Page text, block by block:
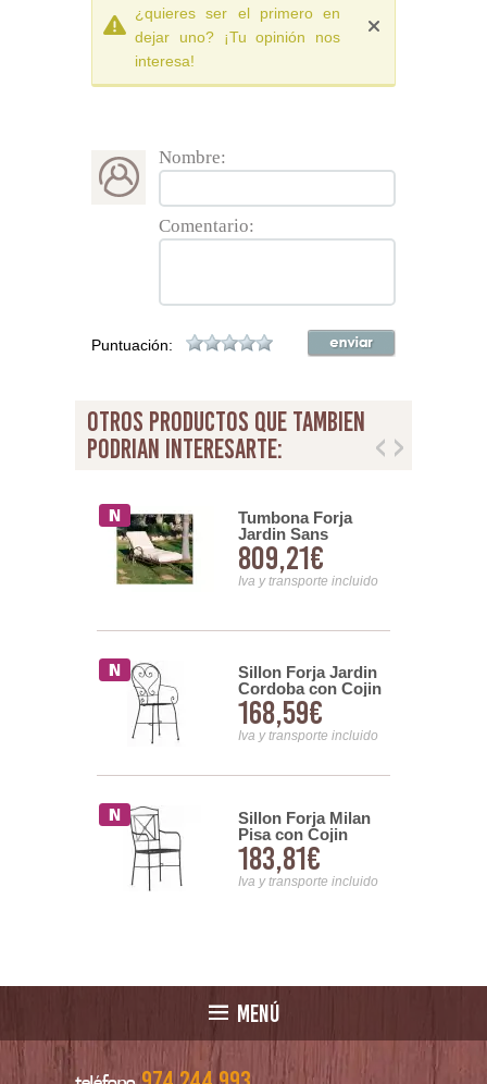
¿quieres ser el primero en
dejar uno? ¡Tu opinión nos
interesa!
Nombre:
Comentario:
Puntuación:
otros productos que tambien
podrian interesarte:
Tumbona Forja
Jardin Sans
809,21€
Iva y transporte incluido
Sillon Forja Jardin
Cordoba con Cojin
168,59€
Iva y transporte incluido
Sillon Forja Milan
Pisa con Cojin
183,81€
Iva y transporte incluido
MENÚ